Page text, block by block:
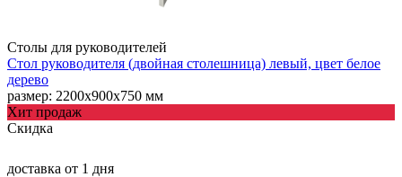
Столы для руководителей
Стол руководителя (двойная столешница) левый, цвет белое
дерево
размер: 2200х900х750 мм
Хит продаж
Скидка
доставка от 1 дня